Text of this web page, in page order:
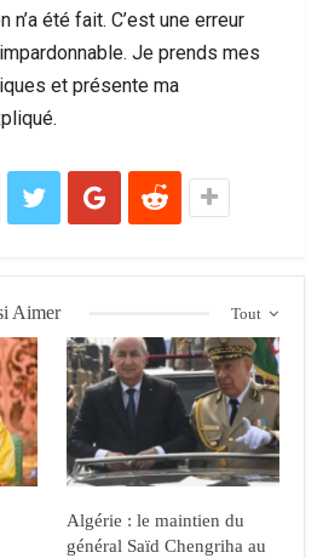
été fait. C’est une erreur
Je prends mes
et présente ma
Tout
Aimer
Algérie : le maintien du
général Saïd Chengriha au